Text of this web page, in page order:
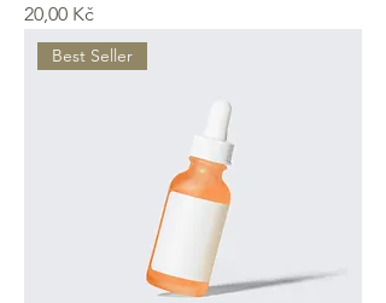
Cena
20,00 Kč
Best Seller